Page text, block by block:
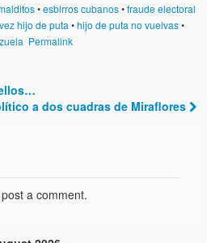
•esbirros cubanos•fraude electoral
hijo de puta •hijo de puta no vuelvas•
Permalink
a dos cuadras de Miraflores
a comment.